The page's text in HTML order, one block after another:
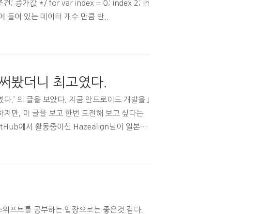
; 증가값 */ for var index = 0; index 2; in
어 있는 데이터 개수 만큼 반..
봤더니 최고였다.
.’ 의 글을 보았다. 지금 안드로이드 개발을 J
만, 이 글을 보고 한번 도전해 보고 싶다는
에서 활동중이신 Hazealign님이 일본의
봤더니 최고였다 번역해서 올려놓은 글이
프트를 공부하는 입장으로는 좋은것 같다.